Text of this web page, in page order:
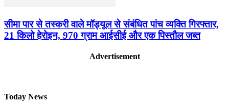
सीमा पार से तस्करी वाले मॉड्यूल से संबंधित पांच व्यक्ति गिरफ्तार,
21 किलो हेरोइन, 970 ग्राम आईसीई और एक पिस्तौल जब्त
Advertisement
Today News